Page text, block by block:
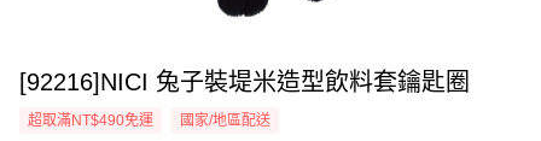
[92216]NICI 兔子裝堤米造型飲料套鑰匙圈
超取滿NT$490免運 國家/地區配送